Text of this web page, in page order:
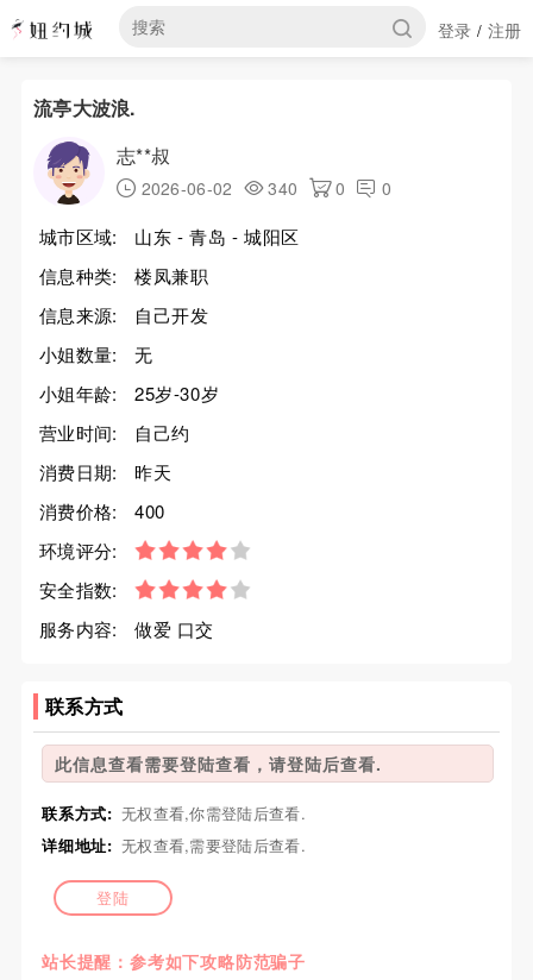
登录 / 注册
流亭大波浪.
志**叔
2026-06-02 340 0 0
城市区域:
山东 - 青岛 - 城阳区
信息种类:
楼凤兼职
信息来源:
自己开发
小姐数量:
无
小姐年龄:
25岁-30岁
营业时间:
自己约
消费日期:
昨天
消费价格:
400
环境评分:
安全指数:
服务内容:
做爱 口交
联系方式
此信息查看需要登陆查看，请登陆后查看.
联系方式: 无权查看,你需登陆后查看.
详细地址: 无权查看,需要登陆后查看.
登陆
站长提醒：参考如下攻略防范骗子